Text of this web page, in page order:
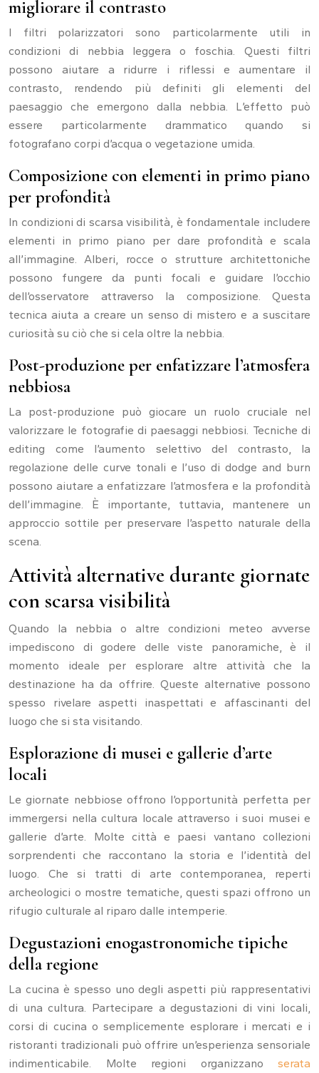
migliorare il contrasto
I filtri polarizzatori sono particolarmente utili in
condizioni di nebbia leggera o foschia. Questi filtri
possono aiutare a ridurre i riflessi e aumentare il
contrasto, rendendo più definiti gli elementi del
paesaggio che emergono dalla nebbia. L’effetto può
essere particolarmente drammatico quando si
fotografano corpi d’acqua o vegetazione umida.
Composizione con elementi in primo piano
per profondità
In condizioni di scarsa visibilità, è fondamentale includere
elementi in primo piano per dare profondità e scala
all’immagine. Alberi, rocce o strutture architettoniche
possono fungere da punti focali e guidare l’occhio
dell’osservatore attraverso la composizione. Questa
tecnica aiuta a creare un senso di mistero e a suscitare
curiosità su ciò che si cela oltre la nebbia.
Post-produzione per enfatizzare l’atmosfera
nebbiosa
La post-produzione può giocare un ruolo cruciale nel
valorizzare le fotografie di paesaggi nebbiosi. Tecniche di
editing come l’aumento selettivo del contrasto, la
regolazione delle curve tonali e l’uso di dodge and burn
possono aiutare a enfatizzare l’atmosfera e la profondità
dell’immagine. È importante, tuttavia, mantenere un
approccio sottile per preservare l’aspetto naturale della
scena.
Attività alternative durante giornate
con scarsa visibilità
Quando la nebbia o altre condizioni meteo avverse
impediscono di godere delle viste panoramiche, è il
momento ideale per esplorare altre attività che la
destinazione ha da offrire. Queste alternative possono
spesso rivelare aspetti inaspettati e affascinanti del
luogo che si sta visitando.
Esplorazione di musei e gallerie d’arte
locali
Le giornate nebbiose offrono l’opportunità perfetta per
immergersi nella cultura locale attraverso i suoi musei e
gallerie d’arte. Molte città e paesi vantano collezioni
sorprendenti che raccontano la storia e l’identità del
luogo. Che si tratti di arte contemporanea, reperti
archeologici o mostre tematiche, questi spazi offrono un
rifugio culturale al riparo dalle intemperie.
Degustazioni enogastronomiche tipiche
della regione
La cucina è spesso uno degli aspetti più rappresentativi
di una cultura. Partecipare a degustazioni di vini locali,
corsi di cucina o semplicemente esplorare i mercati e i
ristoranti tradizionali può offrire un’esperienza sensoriale
indimenticabile. Molte regioni organizzano serata